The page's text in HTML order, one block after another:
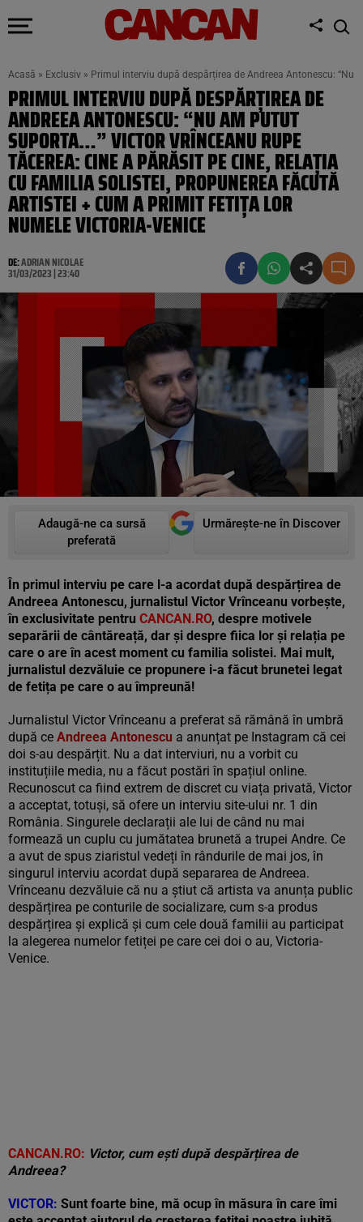
Acasă » Exclusiv » Primul interviu după despărțirea de Andreea Antonescu:
PRIMUL INTERVIU DUPĂ DESPĂRȚIREA DE
ANDREEA ANTONESCU: “NU AM PUTUT
SUPORTA…” VICTOR VRÎNCEANU RUPE
TĂCEREA: CINE A PĂRĂSIT PE CINE, RELAȚIA
CU FAMILIA SOLISTEI, PROPUNEREA FĂCUTĂ
ARTISTEI + CUM A PRIMIT FETIȚA LOR
NUMELE VICTORIA-VENICE
DE:ADRIAN NICOLAE
31/03/2023 | 23:40
Adaugă-ne ca sursă
preferată
Urmărește-ne în Discover
În primul interviu pe care l-a acordat după despărțirea de
Andreea Antonescu, jurnalistul Victor Vrînceanu vorbește,
în exclusivitate pentru CANCAN.RO, despre motivele
separării de cântăreață, dar și despre fiica lor și relația pe
care o are în acest moment cu familia solistei. Mai mult,
jurnalistul dezvăluie ce propunere i-a făcut brunetei legat
de fetița pe care o au împreună!
Jurnalistul Victor Vrînceanu a preferat să rămână în umbră
după ce Andreea Antonescu a anunțat pe Instagram că cei
doi s-au despărțit. Nu a dat interviuri, nu a vorbit cu
instituțiile media, nu a făcut postări în spațiul online.
Recunoscut ca fiind extrem de discret cu viața privată, Victor
a acceptat, totuși, să ofere un interviu site-ului nr. 1 din
România. Singurele declarații ale lui de când nu mai
formează un cuplu cu jumătatea brunetă a trupei Andre. Ce
a avut de spus ziaristul vedeți în rândurile de mai jos, în
singurul interviu acordat după separarea de Andreea.
Vrînceanu dezvăluie că nu a știut că artista va anunța public
despărțirea pe conturile de socializare, cum s-a produs
despărțirea și explică și cum cele două familii au participat
la alegerea numelor fetiței pe care cei doi o au, Victoria-
Venice.
CANCAN.RO: Victor, cum ești după despărțirea de
Andreea?
VICTOR: Sunt foarte bine, mă ocup în măsura în care îmi